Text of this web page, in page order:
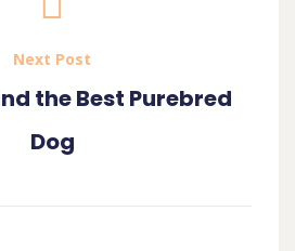
Next Post
the Best Purebred
Dog